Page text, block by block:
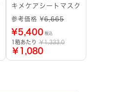
キメケアシートマスク
参考価格 ¥6,665
¥5,400 税込
1箱あたり ￥1,333.0
￥1,080